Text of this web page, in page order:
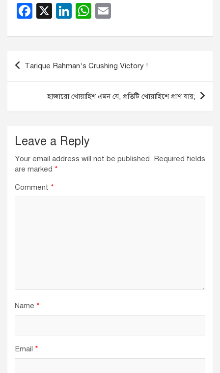
F
c
e
b
X
Li
k
dI
n
W
at
s
A
p
p
ail
Post
navigation
Tarique Rahman’s Crushing Victory !
হাজারো খোয়াহিশ এমন যে, প্রতিটি খোয়াহিশে প্রাণ যায়;
Leave a Reply
Your email address will not be published. Required fields
are marked *
Comment *
Name *
Email *